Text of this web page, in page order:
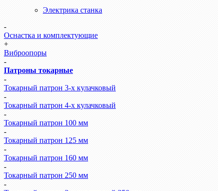
Электрика станка
-
Оснастка и комплектующие
+
Виброопоры
-
Патроны токарные
-
Токарный патрон 3-х кулачковый
-
Токарный патрон 4-х кулачковый
-
Токарный патрон 100 мм
-
Токарный патрон 125 мм
-
Токарный патрон 160 мм
-
Токарный патрон 250 мм
-